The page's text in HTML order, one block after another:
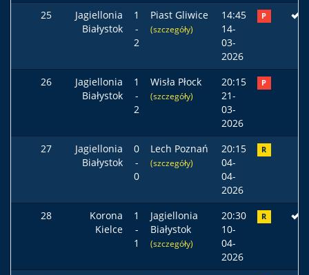
25
Jagiellonia
Białystok
1
-
2
Piast Gliwice
(szczegóły)
14:45
14-
03-
2026
P
26
Jagiellonia
Białystok
1
-
2
Wisła Płock
(szczegóły)
20:15
21-
03-
2026
P
27
Jagiellonia
Białystok
0
-
0
Lech Poznań
(szczegóły)
20:15
04-
04-
2026
R
28
Korona
Kielce
1
-
1
Jagiellonia
Białystok
(szczegóły)
20:30
10-
04-
2026
R